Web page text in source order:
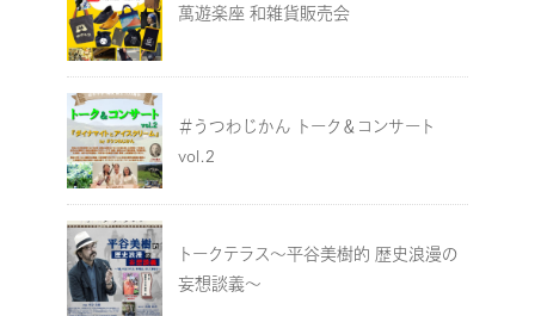
萬遊楽座 和雑貨販売会
＃うつわじかん トーク＆コンサート
vol.2
トークテラス～平谷美樹的 歴史浪漫の
妄想談義～